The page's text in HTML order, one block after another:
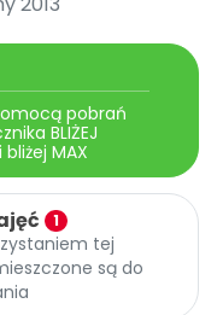
pobrań
BLIŻEJ
bliżej MAX
1
tej
są do